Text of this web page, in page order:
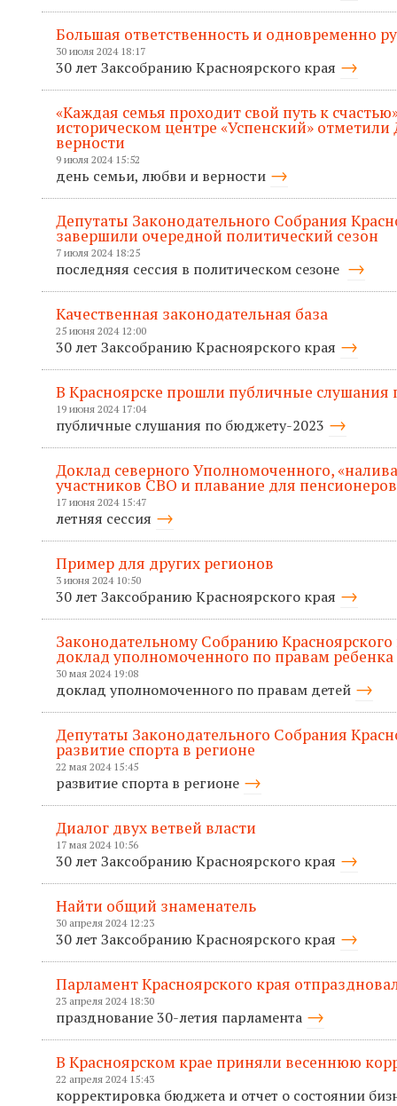
Большая ответственность и одновременно
30 июля 2024 18:17
30 лет Заксобранию Красноярского края
«Каждая семья проходит свой путь к
историческом центре «Успенский»
верности
9 июля 2024 15:52
день семьи, любви и верности
Депутаты Законодательного Собрания
завершили очередной политический сезон
7 июля 2024 18:25
последняя сессия в политическом сезоне
Качественная законодательная база
25 июня 2024 12:00
30 лет Заксобранию Красноярского края
В Красноярске прошли публичные слушания
19 июня 2024 17:04
публичные слушания по бюджету-2023
Доклад северного Уполномоченного,
участников СВО и плавание для пенсионеров
17 июня 2024 15:47
летняя сессия
Пример для других регионов
3 июня 2024 10:50
30 лет Заксобранию Красноярского края
Законодательному Собранию
доклад уполномоченного по правам ребенка
30 мая 2024 19:08
доклад уполномоченного по правам детей
Депутаты Законодательного Собрания
развитие спорта в регионе
22 мая 2024 15:45
развитие спорта в регионе
Диалог двух ветвей власти
17 мая 2024 10:56
30 лет Заксобранию Красноярского края
Найти общий знаменатель
30 апреля 2024 12:23
30 лет Заксобранию Красноярского края
Парламент Красноярского края
23 апреля 2024 18:30
празднование 30-летия парламента
В Красноярском крае приняли весеннюю
22 апреля 2024 15:43
корректировка бюджета и отчет о состоянии